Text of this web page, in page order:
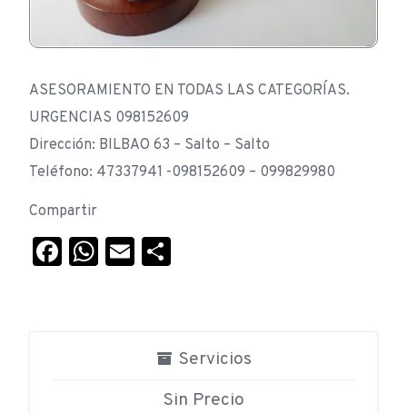
ASESORAMIENTO EN TODAS LAS CATEGORÍAS.
URGENCIAS 098152609
Dirección: BILBAO 63 – Salto – Salto
Teléfono: 47337941 -098152609 – 099829980
Compartir
Facebook
WhatsApp
Email
Servicios
Sin Precio